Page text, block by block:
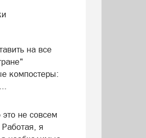
на все
компостеры:
не совсем
я